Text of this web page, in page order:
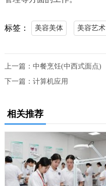
标签： 美容美体 美容艺术
上一篇： 中餐烹饪(中西式面点)
下一篇： 计算机应用
相关推荐